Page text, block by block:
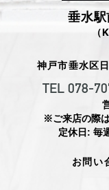
垂水
（
神戸市垂水区
TEL 078-
※ご来店の際
定休日: 毎
お問い